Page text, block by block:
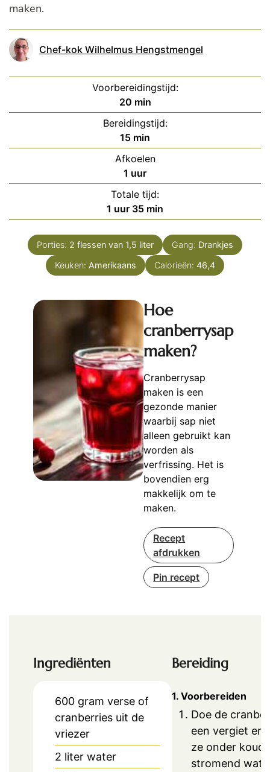
maken.
Chef-kok Wilhelmus Hengstmengel
Voorbereidingstijd:
20minuten
min
Bereidingstijd:
15minuten
min
Afkoelen
1 uur
uur
Totale tijd:
1 uur
uur 35minuten
min
Porties: 2 flessen van 1,5 liter Gang: Drankjes
Keuken: Amerikaans Calorieën: 46,4
Hoe
cranberrysap
maken?
Cranberrysap
maken is een
gezonde manier
waarbij sap niet
alleen gebruikt kan
worden als
verfrissing. Het is
bovendien erg
makkelijk om te
maken.
Recept
afdrukken
Pin recept
Ingrediënten
600 gram verse of
cranberries uit de
vriezer
2 liter water
Bereiding
1. Voorbereiden
Doe de
een vergiet en
ze onder koud
stromend